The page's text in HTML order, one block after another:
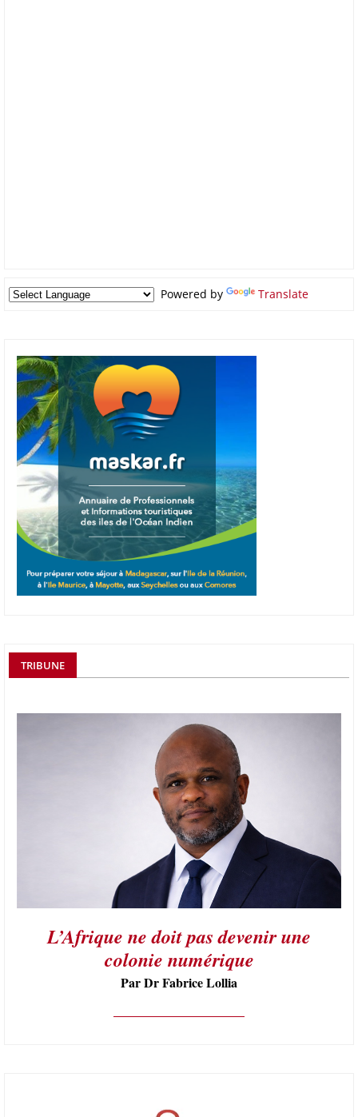
Powered by Translate
TRIBUNE
L’Afrique ne doit pas devenir une
colonie numérique
Par Dr Fabrice Lollia